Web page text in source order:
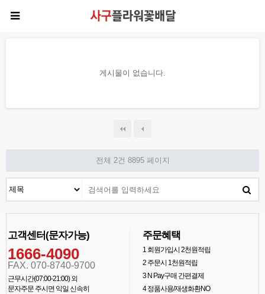
게시물이 없습니다.
전체 2건 8895 페이지
고객센터(문자가능)
1666-4090
FAX. 070-8740-9700
근무시간(07:00-21:00) 외
문자주문 주시면 익일 신속히
주문혜택
1회원가입시 2천원적립
2주문시 1천원적립
3N Pay구매 간편결제
4정품사용/재생화환NO